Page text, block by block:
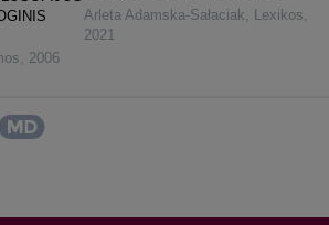
, 2006
Arleta Adamska-Sałaciak, Lexikos,
2021